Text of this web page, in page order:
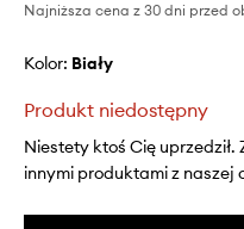
Najniższa cena z 30 dni przed
Kolor: biały
Produkt niedostępny
Niestety ktoś Cię
innymi produktami z naszej